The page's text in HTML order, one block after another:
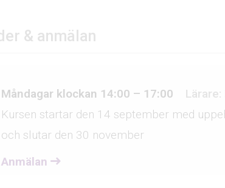
& anmälan
Måndagar klockan 14:00 – 17:00
Kursen startar den 14 september med
och slutar den 30 november
Anmälan